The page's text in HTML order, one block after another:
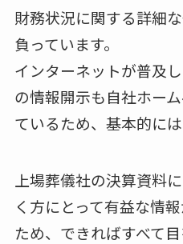
財務状況に関する詳細
負っています。
インターネットが普及
の情報開示も自社ホー
ているため、基本的に
上場葬儀社の決算資料
く方にとって有益な情
ため、できればすべて